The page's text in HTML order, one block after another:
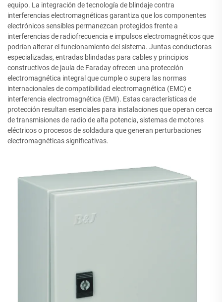
equipo. La integración de tecnología de blindaje contra
interferencias electromagnéticas garantiza que los componentes
electrónicos sensibles permanezcan protegidos frente a
interferencias de radiofrecuencia e impulsos electromagnéticos que
podrían alterar el funcionamiento del sistema. Juntas conductoras
especializadas, entradas blindadas para cables y principios
constructivos de jaula de Faraday ofrecen una protección
electromagnética integral que cumple o supera las normas
internacionales de compatibilidad electromagnética (EMC) e
interferencia electromagnética (EMI). Estas características de
protección resultan esenciales para instalaciones que operan cerca
de transmisiones de radio de alta potencia, sistemas de motores
eléctricos o procesos de soldadura que generan perturbaciones
electromagnéticas significativas.